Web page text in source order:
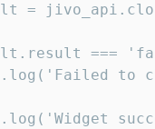
=
===
to